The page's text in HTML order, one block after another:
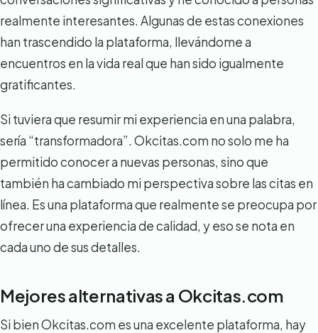
realmente interesantes. Algunas de estas conexiones
han trascendido la plataforma, llevándome a
encuentros en la vida real que han sido igualmente
gratificantes.
Si tuviera que resumir mi experiencia en una palabra,
sería “transformadora”. Okcitas.com no solo me ha
permitido conocer a nuevas personas, sino que
también ha cambiado mi perspectiva sobre las citas en
línea. Es una plataforma que realmente se preocupa por
ofrecer una experiencia de calidad, y eso se nota en
cada uno de sus detalles.
Mejores alternativas a Okcitas.com
Si bien Okcitas.com es una excelente plataforma, hay